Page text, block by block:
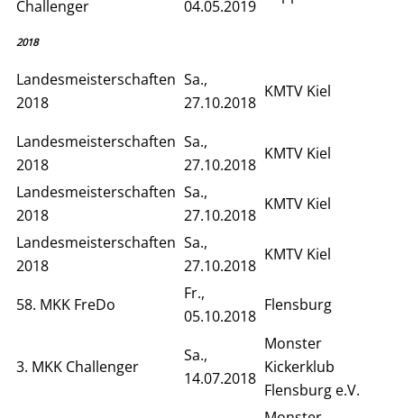
Challenger 04.05.2019
2018
Landesmeisterschaften
2018
Sa.,
27.10.2018
KMTV Kiel
Landesmeisterschaften
2018
Sa.,
27.10.2018
KMTV Kiel
Landesmeisterschaften
2018
Sa.,
27.10.2018
KMTV Kiel
Landesmeisterschaften
2018
Sa.,
27.10.2018
KMTV Kiel
58. MKK FreDo
Fr.,
05.10.2018
Flensburg
3. MKK Challenger
Sa.,
14.07.2018
Monster
Kickerklub
Flensburg e.V.